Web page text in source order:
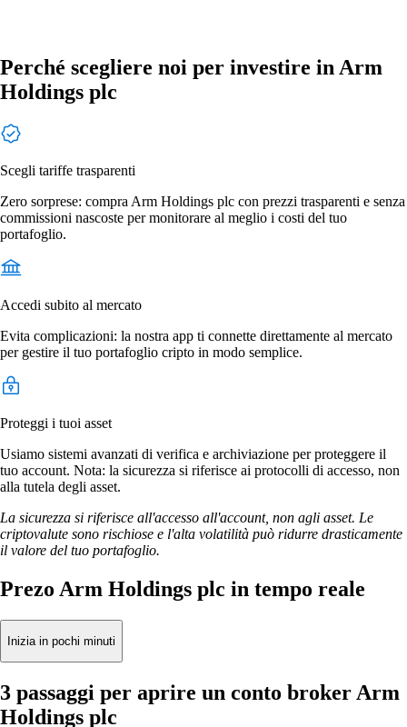
Perché scegliere noi per investire in Arm
Holdings plc
Scegli tariffe trasparenti
Zero sorprese: compra Arm Holdings plc con prezzi trasparenti e senza
commissioni nascoste per monitorare al meglio i costi del tuo
portafoglio.
Accedi subito al mercato
Evita complicazioni: la nostra app ti connette direttamente al mercato
per gestire il tuo portafoglio cripto in modo semplice.
Proteggi i tuoi asset
Usiamo sistemi avanzati di verifica e archiviazione per proteggere il
tuo account. Nota: la sicurezza si riferisce ai protocolli di accesso, non
alla tutela degli asset.
La sicurezza si riferisce all'accesso all'account, non agli asset. Le
criptovalute sono rischiose e l'alta volatilità può ridurre drasticamente
il valore del tuo portafoglio.
Prezo Arm Holdings plc in tempo reale
Inizia in pochi minuti
3 passaggi per aprire un conto broker Arm
Holdings plc